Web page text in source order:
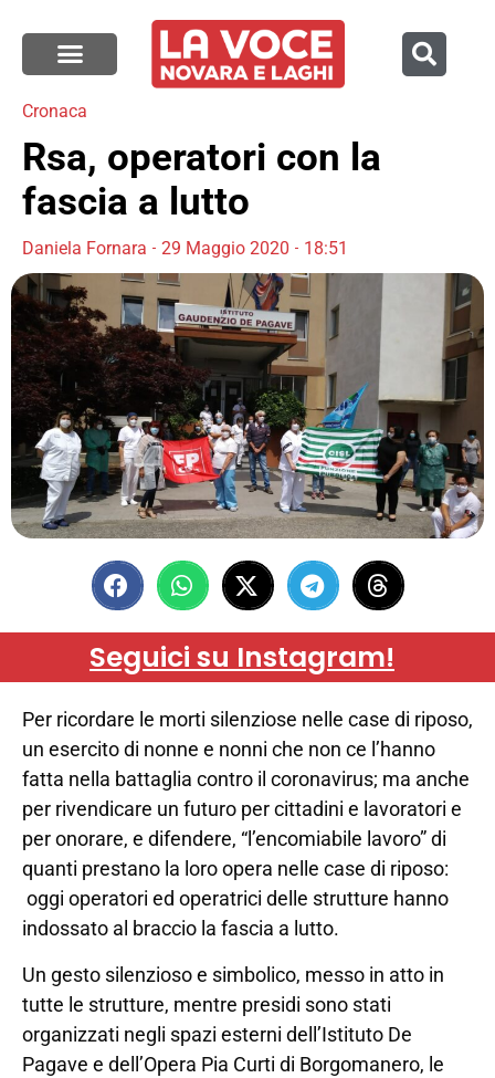
Cronaca
Rsa, operatori con la
fascia a lutto
Daniela Fornara 29 Maggio 2020 18:51
Seguici su Instagram!
Per ricordare le morti silenziose nelle case di riposo,
un esercito di nonne e nonni che non ce l’hanno
fatta nella battaglia contro il coronavirus; ma anche
per rivendicare un futuro per cittadini e lavoratori e
per onorare, e difendere, “l’encomiabile lavoro” di
quanti prestano la loro opera nelle case di riposo:
oggi operatori ed operatrici delle strutture hanno
indossato al braccio la fascia a lutto.
Un gesto silenzioso e simbolico, messo in atto in
tutte le strutture, mentre presidi sono stati
organizzati negli spazi esterni dell’Istituto De
Pagave e dell’Opera Pia Curti di Borgomanero, le